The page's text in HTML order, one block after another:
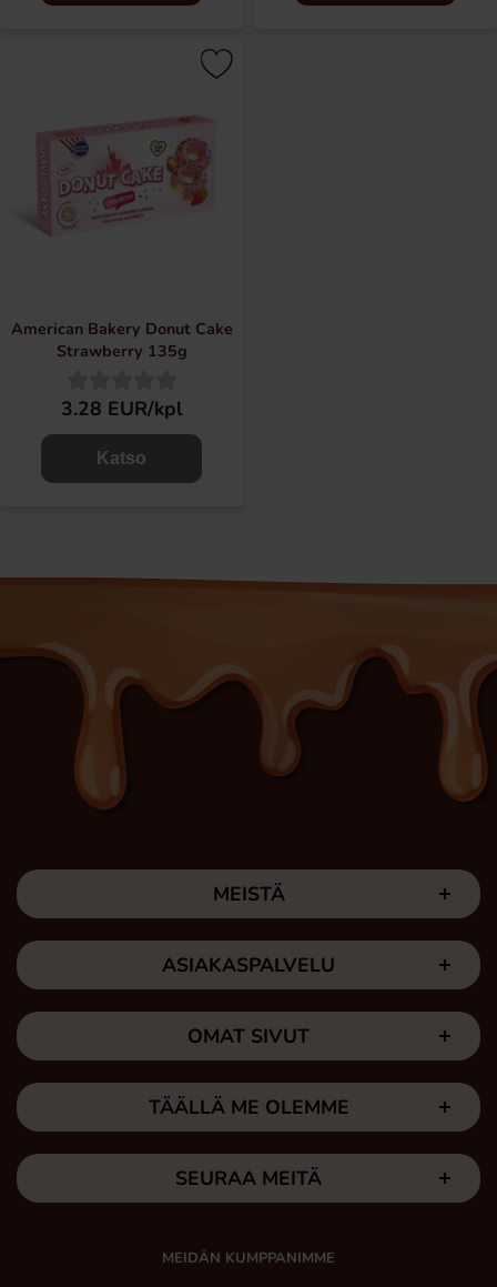
American Bakery Donut Cake
Strawberry 135g
3.28 EUR/kpl
Katso
MEISTÄ
ASIAKASPALVELU
OMAT SIVUT
TÄÄLLÄ ME OLEMME
SEURAA MEITÄ
MEIDÄN KUMPPANIMME